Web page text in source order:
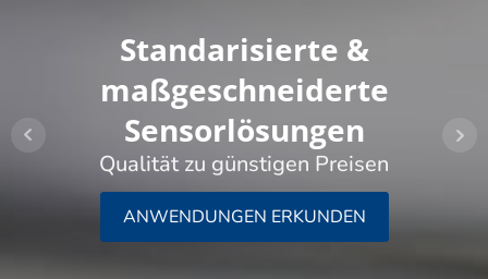
Standarisierte &
maßgeschneiderte
Sensorlösungen
Qualität zu günstigen Preisen
ANWENDUNGEN ERKUNDEN